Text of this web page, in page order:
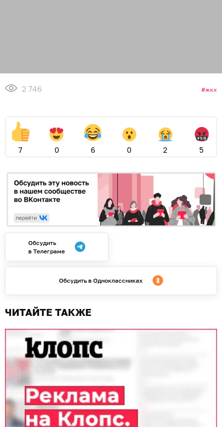
2 746 жкх
7 0 6 0 2 5
Обсудить
в Телеграме
Обсудить в Одноклассниках
ЧИТАЙТЕ ТАКЖЕ